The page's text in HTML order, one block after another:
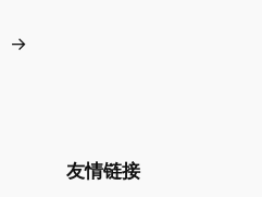
→
友情链接